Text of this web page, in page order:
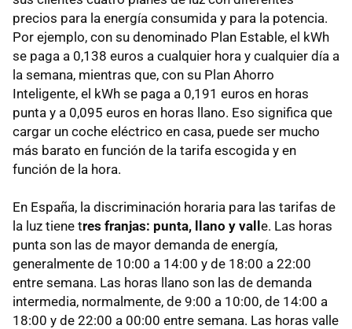
precios para la energía consumida y para la potencia.
Por ejemplo, con su denominado Plan Estable, el kWh
se paga a 0,138 euros a cualquier hora y cualquier día a
la semana, mientras que, con su Plan Ahorro
Inteligente, el kWh se paga a 0,191 euros en horas
punta y a 0,095 euros en horas llano. Eso significa que
cargar un coche eléctrico en casa, puede ser mucho
más barato en función de la tarifa escogida y en
función de la hora.
En España, la discriminación horaria para las tarifas de
la luz tiene tres franjas: punta, llano y valle. Las horas
punta son las de mayor demanda de energía,
generalmente de 10:00 a 14:00 y de 18:00 a 22:00
entre semana. Las horas llano son las de demanda
intermedia, normalmente, de 9:00 a 10:00, de 14:00 a
18:00 y de 22:00 a 00:00 entre semana. Las horas valle